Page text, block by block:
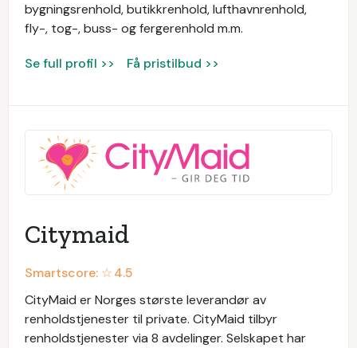
bygningsrenhold, butikkrenhold, lufthavnrenhold,
fly-, tog-, buss- og fergerenhold m.m.
Se full profil >> Få pristilbud >>
Citymaid
Smartscore: ☆4.5
CityMaid er Norges største leverandør av
renholdstjenester til private. CityMaid tilbyr
renholdstjenester via 8 avdelinger. Selskapet har